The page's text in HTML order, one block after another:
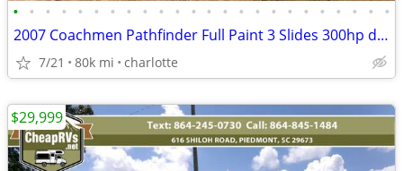
• • • • • • • • • • • • • • • • • • • • • • • •
2007 Coachmen Pathfinder Full Paint 3 Slides 300hp diesel motorhome RV
7/21 80k mi charlotte
$29,999